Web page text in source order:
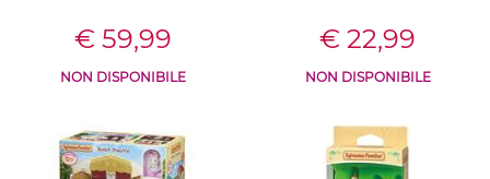
€ 59,99
NON DISPONIBILE
€ 22,99
NON DISPONIBILE